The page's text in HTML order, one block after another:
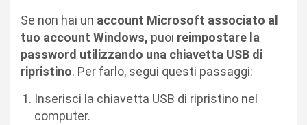
Se non hai un account Microsoft associato al
tuo account Windows, puoi reimpostare la
password utilizzando una chiavetta USB di
ripristino. Per farlo, segui questi passaggi:
Inserisci la chiavetta USB di ripristino nel
computer.